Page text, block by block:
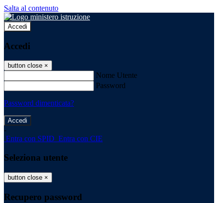
Salta al contenuto
Accedi
Accedi
button close ×
Nome Utente
Password
Password dimenticata?
-
Entra con SPID Entra con CIE
Seleziona utente
button close ×
Recupero password